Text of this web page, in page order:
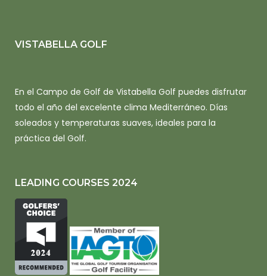
VISTABELLA GOLF
En el Campo de Golf de Vistabella Golf puedes disfrutar
todo el año del excelente clima Mediterráneo. Días
soleados y temperaturas suaves, ideales para la
práctica del Golf.
LEADING COURSES 2024